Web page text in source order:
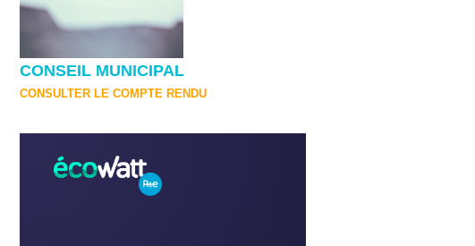
CONSEIL MUNICIPAL
CONSULTER LE COMPTE RENDU